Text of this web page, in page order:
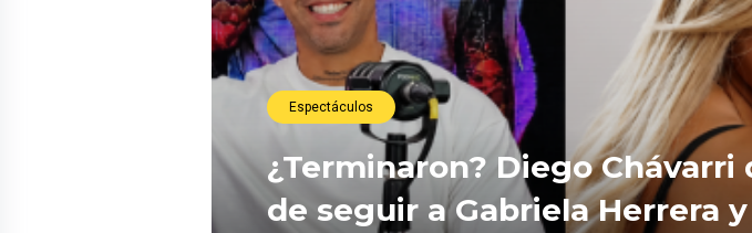
Espectáculos
¿Terminaron? Diego Chávarri
de seguir a Gabriela Herrera y